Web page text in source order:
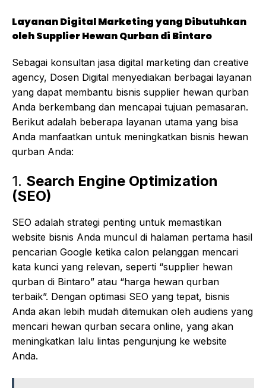
Layanan Digital Marketing yang Dibutuhkan
oleh Supplier Hewan Qurban di Bintaro
Sebagai konsultan jasa digital marketing dan creative
agency, Dosen Digital menyediakan berbagai layanan
yang dapat membantu bisnis supplier hewan qurban
Anda berkembang dan mencapai tujuan pemasaran.
Berikut adalah beberapa layanan utama yang bisa
Anda manfaatkan untuk meningkatkan bisnis hewan
qurban Anda:
1. Search Engine Optimization
(SEO)
SEO adalah strategi penting untuk memastikan
website bisnis Anda muncul di halaman pertama hasil
pencarian Google ketika calon pelanggan mencari
kata kunci yang relevan, seperti “supplier hewan
qurban di Bintaro” atau “harga hewan qurban
terbaik”. Dengan optimasi SEO yang tepat, bisnis
Anda akan lebih mudah ditemukan oleh audiens yang
mencari hewan qurban secara online, yang akan
meningkatkan lalu lintas pengunjung ke website
Anda.